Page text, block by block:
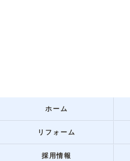
ホーム
リフォーム
採用情報